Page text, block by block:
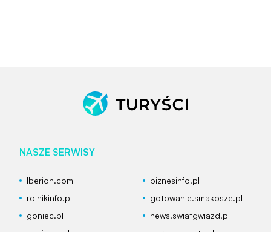
NASZE SERWISY
Iberion.com
biznesinfo.pl
rolnikinfo.pl
gotowanie.smakosze.pl
goniec.pl
news.swiatgwiazd.pl